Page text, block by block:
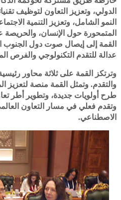
الدولي، وتعزيز التعاون لتوظيف
النمو الشامل، وتعزيز التنمية
المتمحورة حول الإنسان،
القمة إلى إيصال صوت دول الجنوب
عدالة للتقدم التكنولوجي والفرص
وترتكز القمة على ثلاثة محاور
والتقدم. وتمثل القمة منصة لتعزيز
طرح أولويات جديدة، وتطوير أطر
وتقدم فعلي في مسار التعاون
الاصطناعي.